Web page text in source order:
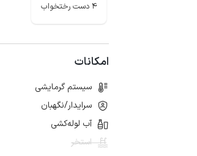
4 دست رختخواب
امکانات
سیستم گرمایشی
سرایدار/نگهبان
آب لوله‌کشی
استخر